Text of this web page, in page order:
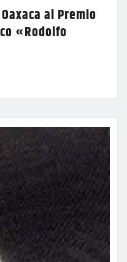
al Premio
«Rodolfo